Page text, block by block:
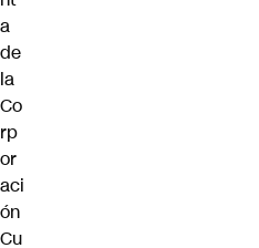
a
de
la
Co
rp
or
aci
ón
Cu